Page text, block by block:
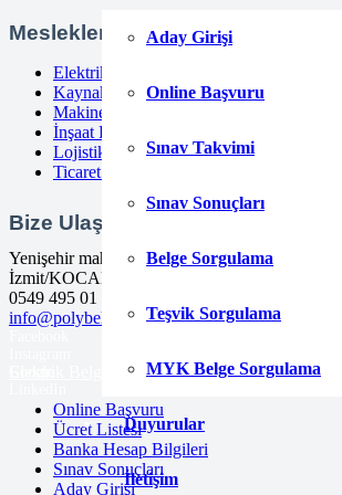
Aday Girişi
Online Başvuru
Sınav Takvimi
Sınav Sonuçları
Belge Sorgulama
Teşvik Sorgulama
MYK Belge Sorgulama
Duyurular
İletişim
Meslekler
Elektrik Belgelendirme
Kaynak Belgelendirme
Makine Belgelendirme
İnşaat Belgelendirme
Lojistik Belgelendirme
Ticaret Meslekleri Belgelendirme
Bize Ulaşın
Yenişehir mah. Güneyli Sk. No:21 41050
İzmit/KOCAELİ
0549 495 01 47
info@polybelge.com
Elektrik Belgelendirme Kaynak Belgelendirme
Online Başvuru
Ücret Listesi
Banka Hesap Bilgileri
Sınav Sonuçları
Aday Girişi